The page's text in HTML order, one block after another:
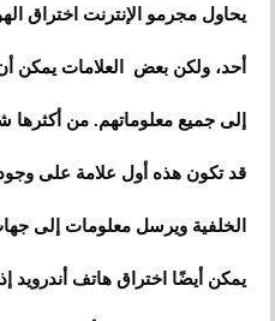
يحاول مجرمو الإنترنت اختراق
أحد، ولكن بعض العلامات يمكن
إلى جميع معلوماتهم. من أكثرها
قد تكون هذه أول علامة على
الخلفية ويرسل معلومات إلى
يمكن أيضًا اختراق هاتف